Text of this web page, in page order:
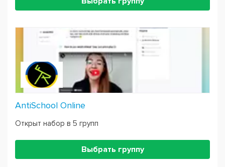
AntiSchool Online
Открыт набор в 5 групп
Выбрать группу